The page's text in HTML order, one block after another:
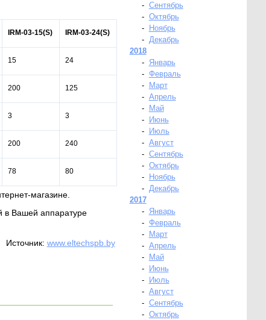
IRM-03-15(S) IRM-03-24(S)
15 24
200 125
3 3
200 240
78 80
магазине.
в Вашей аппаратуре
Источник: www.eltechspb.by
- Сентябрь
- Октябрь
-
Ноябрь
- Декабрь
2018
-
Январь
- Февраль
-
Март
- Апрель
-
Май
-
Июнь
-
Июль
- Август
- Сентябрь
- Октябрь
-
Ноябрь
- Декабрь
2017
-
Январь
- Февраль
-
Март
- Апрель
-
Май
-
Июнь
-
Июль
- Август
- Сентябрь
- Октябрь